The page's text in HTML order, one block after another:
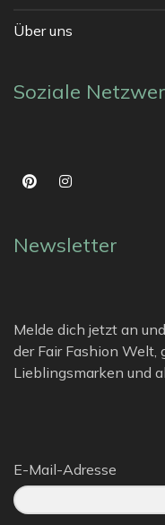
Über uns
Soziale
Newsletter
Melde dich jetzt an
der Fair Fashion Welt,
Lieblingsmarken und
E-Mail-Adresse